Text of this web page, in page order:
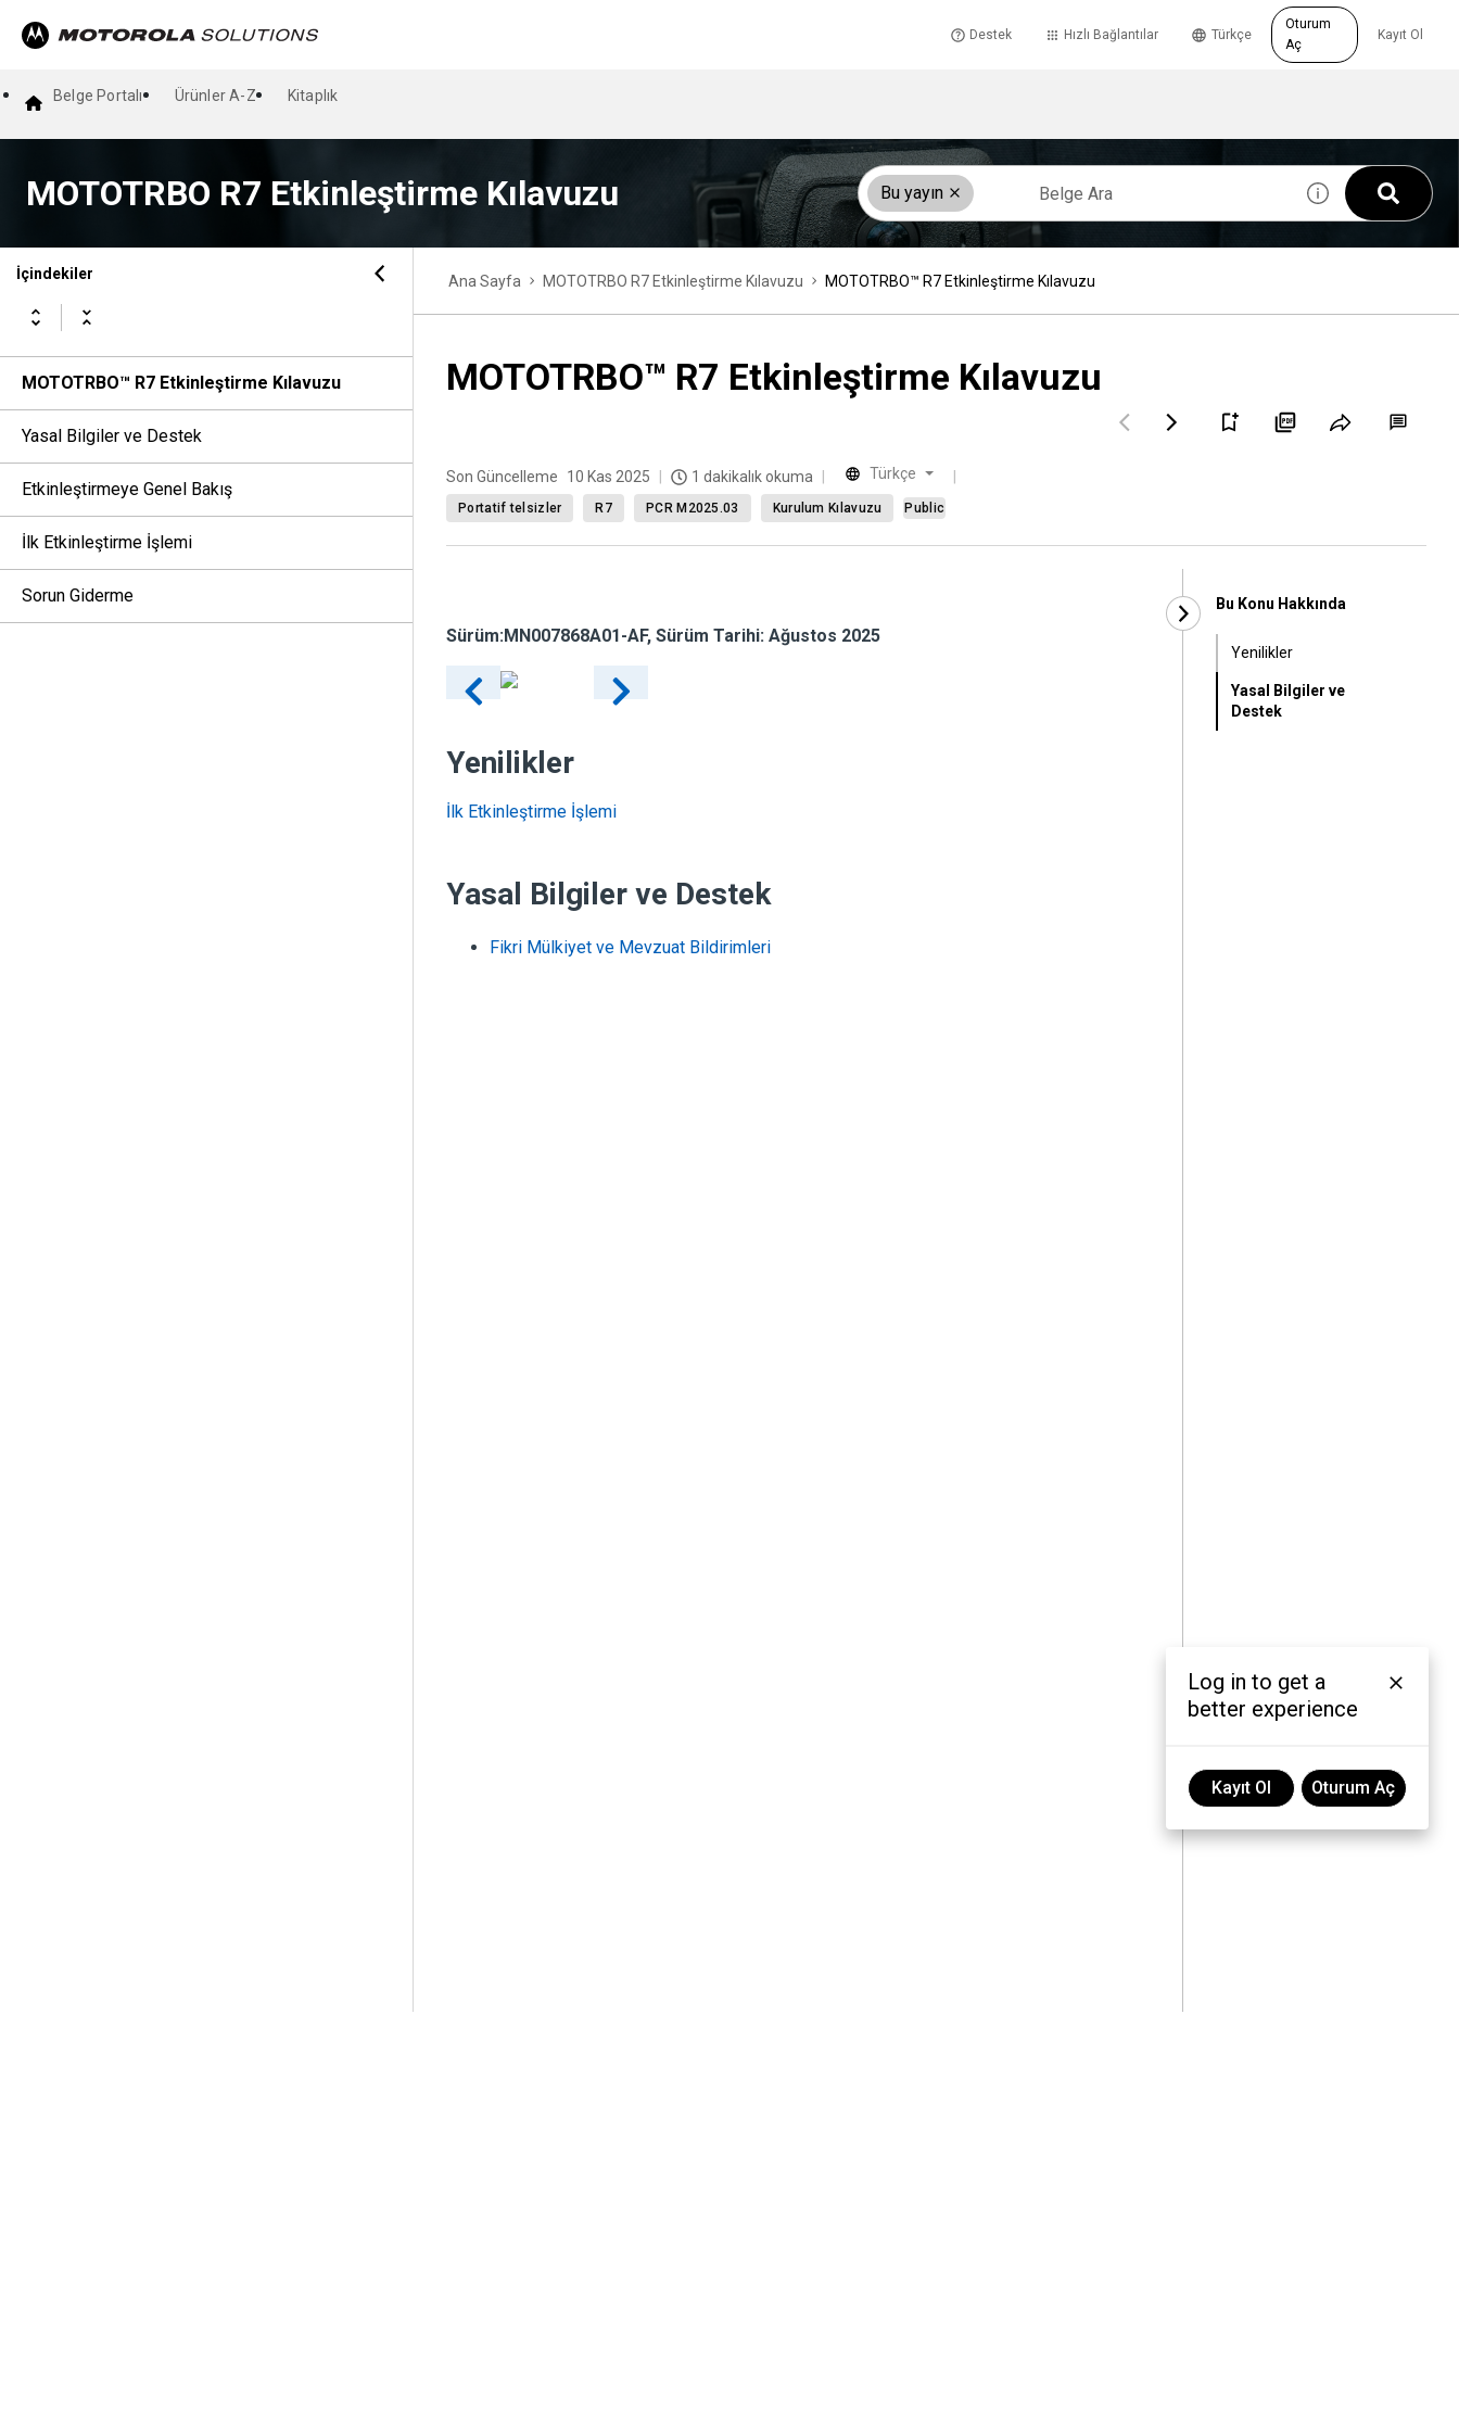
Destek Hızlı Bağlantılar Kayıt Ol
Türkçe
Oturum
Aç
Belge Portalı Ürünler A-Z Kitaplık
MOTOTRBO R7 Etkinleştirme Kılavuzu Bu yayın
İçindekiler
MOTOTRBO™ R7 Etkinleştirme Kılavuzu
Yasal Bilgiler ve Destek
Etkinleştirmeye Genel Bakış
İlk Etkinleştirme İşlemi
Sorun Giderme
Ana Sayfa MOTOTRBO R7 Etkinleştirme Kılavuzu MOTOTRBO™ R7 Etkinleştirme Kılavuzu
MOTOTRBO™ R7 Etkinleştirme Kılavuzu
Son Güncelleme 10 Kas 2025 1 dakikalık okuma Türkçe
Portatif telsizler R7 PCR M2025.03 Kurulum Kılavuzu Public
Sürüm:MN007868A01-AF, Sürüm Tarihi: Ağustos 2025
Yenilikler
İlk Etkinleştirme İşlemi
Yasal Bilgiler ve Destek
Fikri Mülkiyet ve Mevzuat Bildirimleri
Bu Konu Hakkında
Yenilikler
Yasal Bilgiler ve
Destek
Log in to get a
better experience
Kayıt Ol Oturum Aç